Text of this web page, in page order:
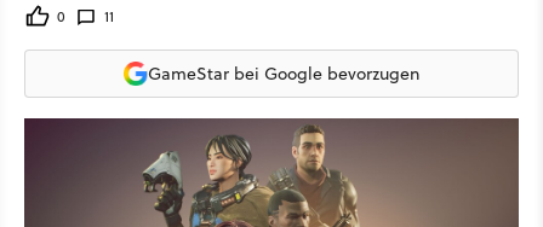
0 11
GameStar bei Google bevorzugen